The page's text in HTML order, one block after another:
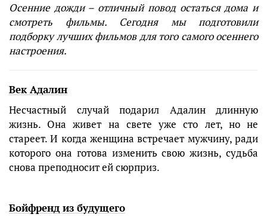
Осенние дожди – отличный повод остаться дома и
смотреть фильмы. Сегодня мы подготовили
подборку лучших фильмов для того самого осеннего
настроения.
Век Адалин
Несчастный случай подарил Адалин длинную
жизнь. Она живет на свете уже сто лет, но не
стареет. И когда женщина встречает мужчину, ради
которого она готова изменить свою жизнь, судьба
снова преподносит ей сюрприз.
Бойфренд из будущего